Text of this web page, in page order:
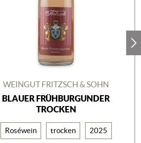
WEINGUT FRITZSCH & SOHN
BLAUER FRÜHBURGUNDER
TROCKEN
Roséwein trocken 2025